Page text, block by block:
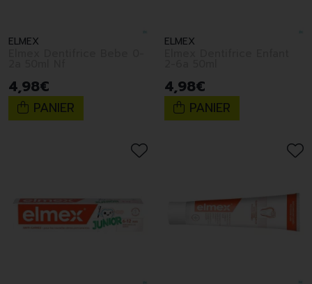
ELMEX
4,98€
PANIER
ELMEX
4,98€
PANIER